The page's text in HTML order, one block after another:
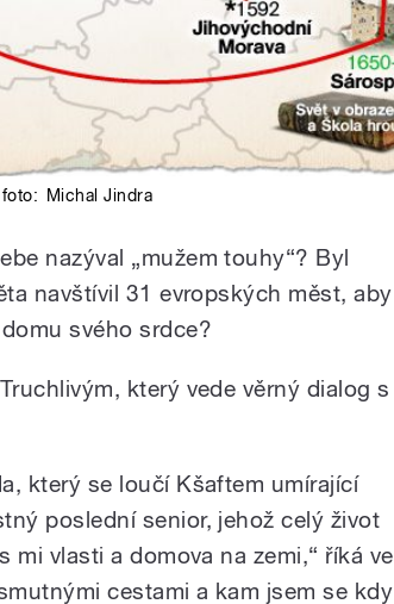
foto: Michal Jindra
nazýval „mužem touhy“? Byl
navštívil 31 evropských měst, aby
svého srdce?
který vede věrný dialog s
který se loučí Kšaftem umírající
poslední senior, jehož celý život
mi vlasti a domova na zemi,“ říká ve
cestami a kam jsem se kdy